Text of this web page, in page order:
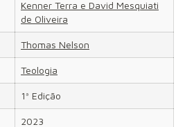
Kenner Terra e David Mesquiati
de Oliveira
Thomas Nelson
Teologia
1ª Edição
2023